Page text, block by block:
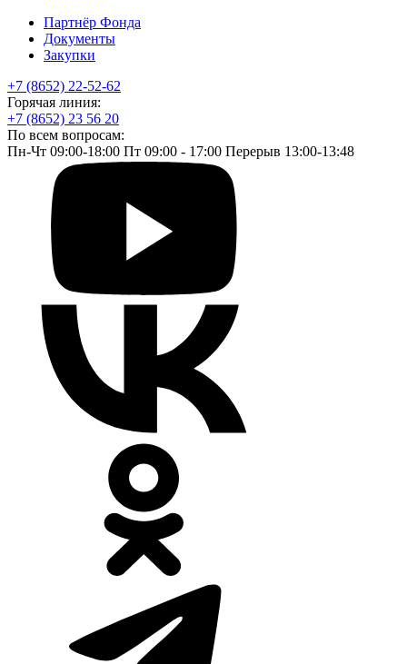
Партнёр Фонда
Документы
Закупки
+7 (8652) 22-52-62
Горячая линия:
+7 (8652) 23 56 20
По всем вопросам:
Пн-Чт 09:00-18:00 Пт 09:00 - 17:00 Перерыв 13:00-13:48